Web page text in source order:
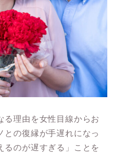
る理由を女性目線からお
との復縁が手遅れになっ
るのが遅すぎる」ことを